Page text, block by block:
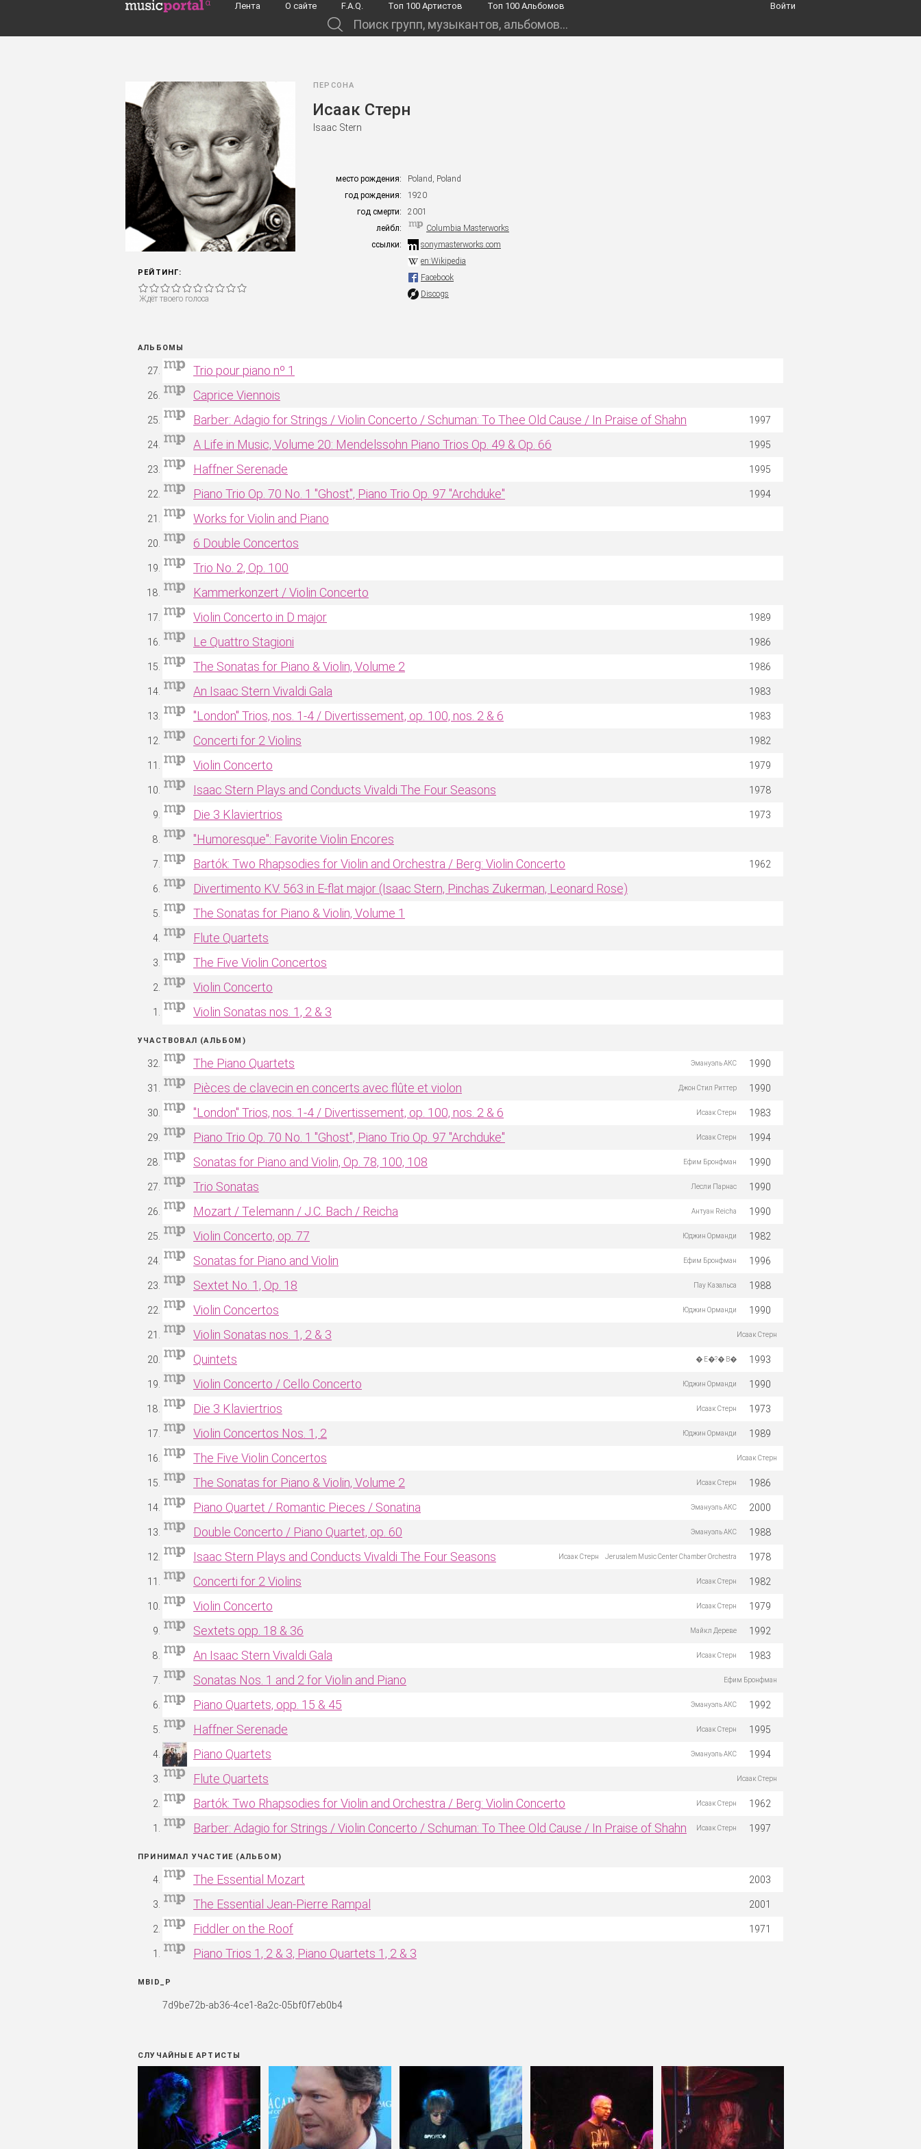
Перейти к основному содержанию Лента О сайте F.A.Q. Toп 100 Артистов Toп 100 Альбомов Войти
РЕЙТИНГ:
Ждёт твоего голоса
ПЕРСОНА
Исаак Стерн
Isaac Stern
место рождения:
Poland, Poland
год рождения:
1920
год смерти:
2001
лейбл:
Columbia Masterworks
ссылки:
sonymasterworks.com
en:Wikipedia
Facebook
Discogs
АЛЬБОМЫ
Trio pour piano nº 1
Caprice Viennois
Barber: Adagio for Strings / Violin Concerto / Schuman: To Thee Old Cause / In Praise of Shahn
1997
A Life in Music, Volume 20: Mendelssohn Piano Trios Op. 49 & Op. 66 1995
Haffner Serenade 1995
Piano Trio Op. 70 No. 1 "Ghost", Piano Trio Op. 97 "Archduke" 1994
Works for Violin and Piano
6 Double Concertos
Trio No. 2, Op. 100
Kammerkonzert / Violin Concerto
Violin Concerto in D major
1989
Le Quattro Stagioni 1986
The Sonatas for Piano & Violin, Volume 2 1986
An Isaac Stern Vivaldi Gala 1983
"London" Trios, nos. 1-4 / Divertissement, op. 100, nos. 2 & 6 1983
Concerti for 2 Violins 1982
Violin Concerto 1979
Isaac Stern Plays and Conducts Vivaldi The Four Seasons 1978
Die 3 Klaviertrios 1973
"Humoresque": Favorite Violin Encores
Bartók: Two Rhapsodies for Violin and Orchestra / Berg: Violin Concerto
1962
Divertimento KV. 563 in E-flat major (Isaac Stern, Pinchas Zukerman, Leonard Rose)
The Sonatas for Piano & Violin, Volume 1
Flute Quartets
The Five Violin Concertos
Violin Concerto
Violin Sonatas nos. 1, 2 & 3
УЧАСТВОВАЛ (АЛЬБОМ)
The Piano Quartets Эмануэль АКС 1990
Pièces de clavecin en concerts avec flûte et violon Джон Стил Риттер 1990
"London" Trios, nos. 1-4 / Divertissement, op. 100, nos. 2 & 6 Исаак Стерн 1983
Piano Trio Op. 70 No. 1 "Ghost", Piano Trio Op. 97 "Archduke" Исаак Стерн 1994
Sonatas for Piano and Violin, Op. 78, 100, 108 Ефим Бронфман 1990
Trio Sonatas Лесли Парнас 1990
Mozart / Telemann / J.C. Bach / Reicha Антуан Reicha 1990
Violin Concerto, op. 77 Юджин Орманди 1982
Sonatas for Piano and Violin Ефим Бронфман 1996
Sextet No. 1, Op. 18 Пау Казальса 1988
Violin Concertos Юджин Орманди 1990
Violin Sonatas nos. 1, 2 & 3 Исаак Стерн
Quintets � Е�?� В� 1993
Violin Concerto / Cello Concerto Юджин Орманди 1990
Die 3 Klaviertrios Исаак Стерн 1973
Violin Concertos Nos. 1, 2 Юджин Орманди 1989
The Five Violin Concertos Исаак Стерн
The Sonatas for Piano & Violin, Volume 2 Исаак Стерн 1986
Piano Quartet / Romantic Pieces / Sonatina Эмануэль АКС 2000
Double Concerto / Piano Quartet, op. 60 Эмануэль АКС 1988
Isaac Stern Plays and Conducts Vivaldi The Four Seasons Исаак Стерн Jerusalem Music Center Chamber Orchestra 1978
Concerti for 2 Violins Исаак Стерн 1982
Violin Concerto Исаак Стерн 1979
Sextets opp. 18 & 36 Майкл Дереве 1992
An Isaac Stern Vivaldi Gala Исаак Стерн 1983
Sonatas Nos. 1 and 2 for Violin and Piano Ефим Бронфман
Piano Quartets, opp. 15 & 45 Эмануэль АКС 1992
Haffner Serenade Исаак Стерн 1995
Piano Quartets Эмануэль АКС 1994
Flute Quartets Исаак Стерн
Bartók: Two Rhapsodies for Violin and Orchestra / Berg: Violin Concerto Исаак Стерн 1962
Barber: Adagio for Strings / Violin Concerto / Schuman: To Thee Old Cause / In Praise of Shahn Исаак Стерн 1997
ПРИНИМАЛ УЧАСТИЕ (АЛЬБОМ)
The Essential Mozart 2003
The Essential Jean-Pierre Rampal 2001
Fiddler on the Roof 1971
Piano Trios 1, 2 & 3, Piano Quartets 1, 2 & 3
MBID_P
7d9be72b-ab36-4ce1-8a2c-05bf0f7eb0b4
СЛУЧАЙНЫЕ АРТИСТЫ